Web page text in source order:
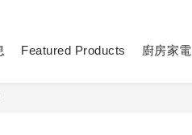
Featured Products 廚房家電